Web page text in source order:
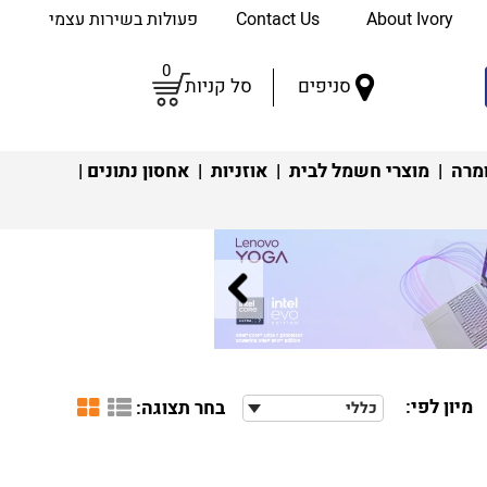
About Ivory פעולות בשירות עצמי
סניפים סל קניות
0
| מוצרי חשמל לבית | אוזניות | אחסון נתונים |
מיון לפי: כללי בחר תצוגה: